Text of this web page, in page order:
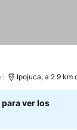
Ipojuca, a 2.9 km
ver los